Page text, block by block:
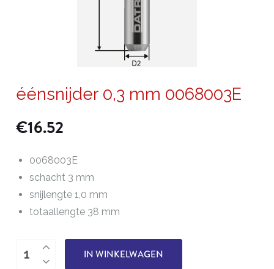
éénsnijder 0,3 mm 0068003E
€16.52
0068003E
schacht 3 mm
snijlengte 1,0 mm
totaallengte 38 mm
éénsnijder
IN WINKELWAGEN